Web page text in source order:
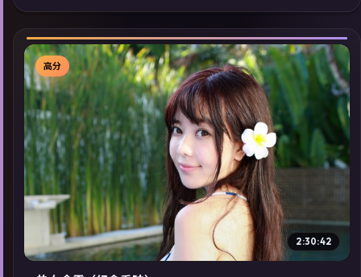
展检索同类型高分佳作，畅享高清在线追剧体验。
▶
高分
2:30:42